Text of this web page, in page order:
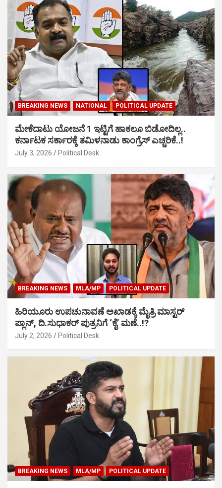
BREAKING NEWS NATIONAL POLITICAL UPDATE
ಮೇಕೆದಾಟು ಯೋಜನೆ 1 ಇಟ್ಟಿಗೆ ಹಾಕಲೂ ಬಿಡೋದಿಲ್ಲ..
ಕರ್ನಾಟಕ ಸರ್ಕಾರಕ್ಕೆ ತಮಿಳನಾಡು ಕಾಂಗ್ರೆಸ್ ಎಚ್ಚರಿಕೆ..!
July 3, 2026 Political Desk
BREAKING NEWS MLA/MP POLITICAL UPDATE
ಹಿರಿಯೂರು ಉಪಚುನಾವಣೆ ಅಖಾಡಕ್ಕೆ ಮೈತ್ರಿ ಮಾಸ್ಟರ್
ಪ್ಲಾನ್, ದಿ.ಸುಧಾಕರ್ ಪುತ್ರನಿಗೆ ‘ಕೈ’ ಮಣೆ..!?
July 2, 2026 Political Desk
BREAKING NEWS MLA/MP POLITICAL UPDATE